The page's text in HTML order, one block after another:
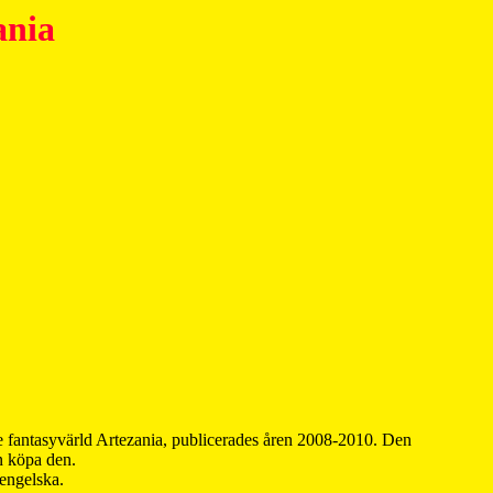
Artezania, publicerades åren 2008-2010. Den
köpa den.